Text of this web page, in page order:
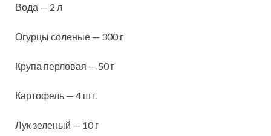
Вода — 2 л
Огурцы соленые — 300 г
Крупа перловая — 50 г
Картофель — 4 шт.
Лук зеленый — 10 г